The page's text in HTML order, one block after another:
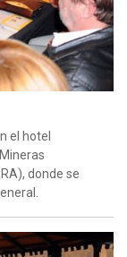
el hotel
donde se